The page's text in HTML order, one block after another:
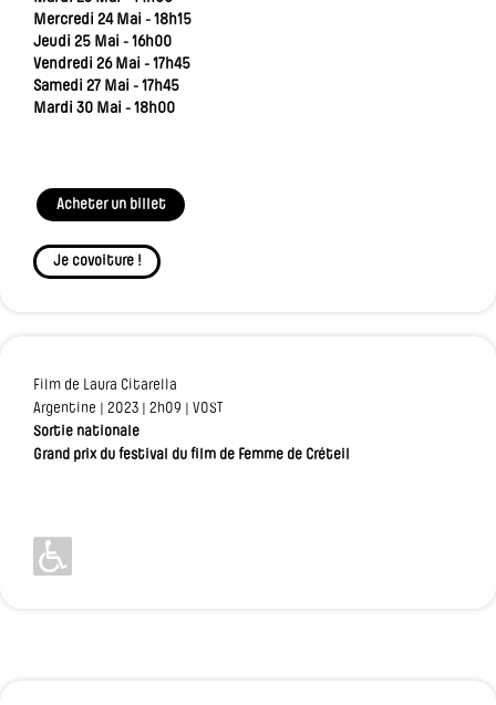
Mercredi 24 Mai - 18h15
Jeudi 25 Mai - 16h00
Vendredi 26 Mai - 17h45
Samedi 27 Mai - 17h45
Mardi 30 Mai - 18h00
Acheter un billet
Je covoiture !
Film de Laura Citarella
Argentine | 2023 | 2h09 | VOST
Sortie nationale
Grand prix du festival du film de Femme de Créteil